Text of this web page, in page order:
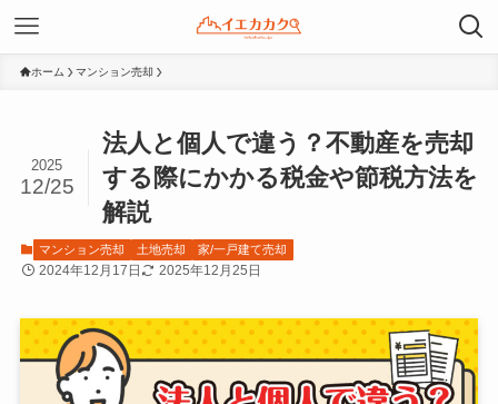
ホーム マンション売却
法人と個人で違う？不動産を売却
する際にかかる税金や節税方法を
解説
2025
12/25
マンション売却 土地売却 家/一戸建て売却
2024年12月17日 2025年12月25日